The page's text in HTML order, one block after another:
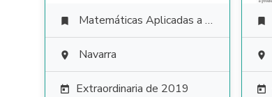
 Matemáticas Aplicadas a las Ciencias Sociales
 Navarra
 Extraordinaria de 2019


